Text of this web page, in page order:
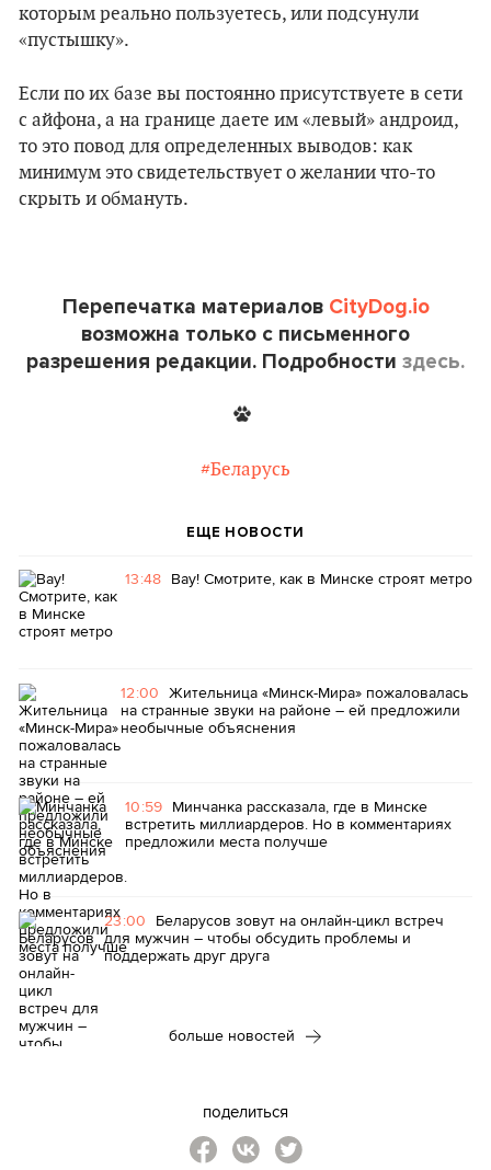
которым реально пользуетесь, или подсунули
«пустышку».
Если по их базе вы постоянно присутствуете в сети
с айфона, а на границе даете им «левый» андроид,
то это повод для определенных выводов: как
минимум это свидетельствует о желании что-то
скрыть и обмануть.
Перепечатка материалов CityDog.io
возможна только с письменного
разрешения редакции. Подробности здесь.
#Беларусь
ЕЩЕ НОВОСТИ
13:48 Вау! Смотрите, как в Минске строят метро
12:00 Жительница «Минск-Мира» пожаловалась
на странные звуки на районе – ей предложили
необычные объяснения
10:59 Минчанка рассказала, где в Минске
встретить миллиардеров. Но в комментариях
предложили места получше
23:00 Беларусов зовут на онлайн-цикл встреч
для мужчин – чтобы обсудить проблемы и
поддержать друг друга
больше новостей
поделиться